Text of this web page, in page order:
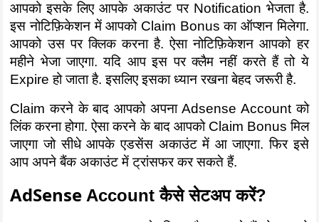
आपको इसके लिए आपके अकाउंट पर Notification भेजता है.
इस नोटिफ़िकेशन में आपको Claim Bonus का ऑप्शन मिलेगा.
आपको उस पर क्लिक करना है. ऐसा नोटिफ़िकेशन आपको हर
महीने भेजा जाएगा. यदि आप इस पर क्लैम नहीं करते हैं तो ये
Expire हो जाता है. इसलिए इसका ध्यान रखना बेहद जरूरी है.
Claim करने के बाद आपको अपना Adsense Account को
लिंक करना होगा. ऐसा करने के बाद आपको Claim Bonus मिल
जाएगा जो सीधे आपके एडसेंस अकाउंट में आ जाएगा. फिर इसे
आप अपने बैंक अकाउंट में ट्रांसफर कर सकते हैं.
AdSense Account कैसे सेटअप करें?